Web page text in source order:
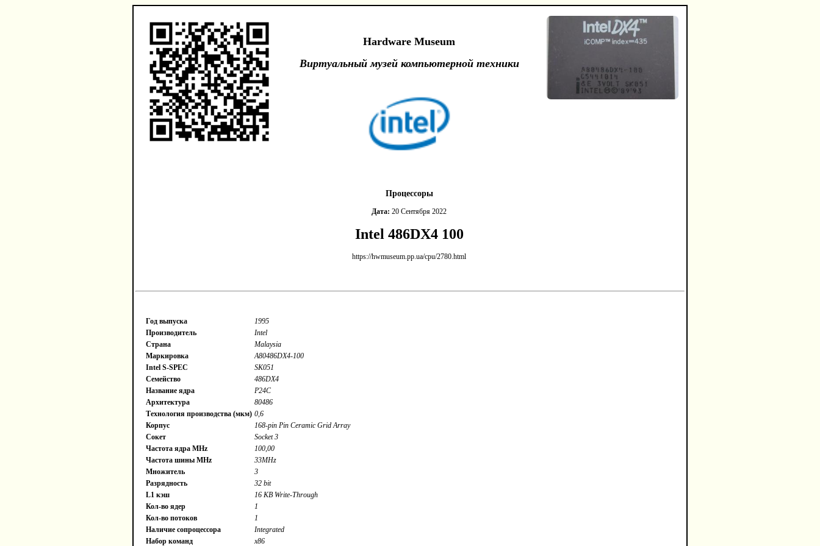
Hardware Museum
Виртуальный музей компьютерной техники
Процессоры
Дата: 20 Сентября 2022
Intel 486DX4 100
https://hwmuseum.pp.ua/cpu/2780.html
Год выпуска
1995
Производитель
Intel
Страна
Malaysia
Маркировка
A80486DX4-100
Intel S-SPEC
SK051
Семейство
486DX4
Название ядра
P24C
Архитектура
80486
Технология производства (мкм) 0,6
Корпус
168-pin Pin Ceramic Grid Array
Сокет
Socket 3
Частота ядра MHz
100,00
Частота шины MHz
33MHz
Множитель
3
Разрядность
32 bit
L1 кэш
16 KB Write-Through
Кол-во ядер
1
Кол-во потоков
1
Наличие сопроцессора
Integrated
Набор команд
x86